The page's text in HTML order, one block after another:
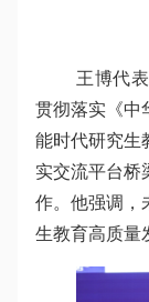
王博代
贯彻落实《中
能时代研究生
实交流平台桥
作。他强调，
生教育高质量